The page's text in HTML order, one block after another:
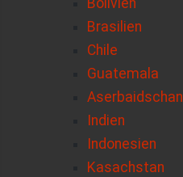
Bolivien
Brasilien
Chile
Guatemala
Aserbaidschan
Indien
Indonesien
Kasachstan